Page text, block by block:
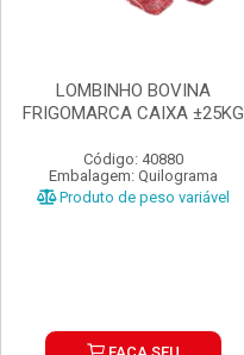
LOMBINHO BOVINA
FRIGOMARCA CAIXA ±25KG
Código: 40880
Embalagem: Quilograma
Produto de peso variável